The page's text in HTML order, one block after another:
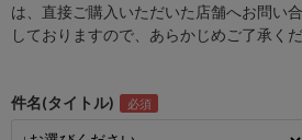
は、直接ご購入いただいた店舗へお問い
しておりますので、あらかじめご了承くだ
件名(タイトル)